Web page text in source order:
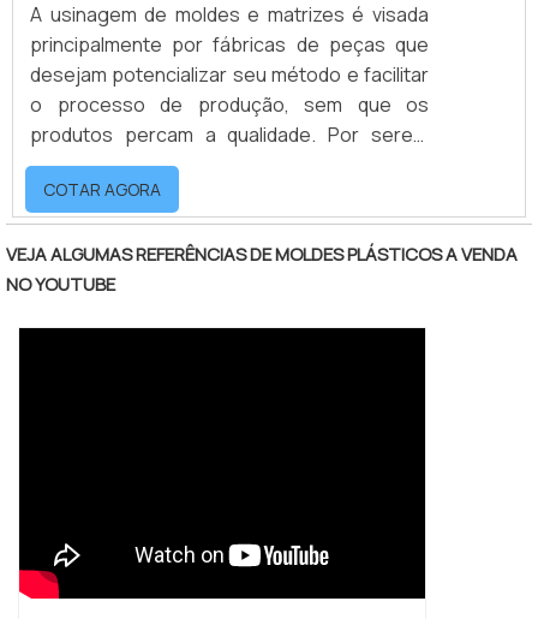
A usinagem de moldes e matrizes é visada
principalmente por fábricas de peças que
desejam potencializar seu método e facilitar
o processo de produção, sem que os
produtos percam a qualidade. Por serem
itens muito versáteis estes moldes e
matrizes podem estar presentes nas mais
diferentes áreas do mercado.Esse tipo de
produto tem forte atuação principalmente no
segmento automobilístico. Uma boa
COTAR AGORA
VEJA ALGUMAS REFERÊNCIAS DE MOLDES PLÁSTICOS A VENDA
NO YOUTUBE